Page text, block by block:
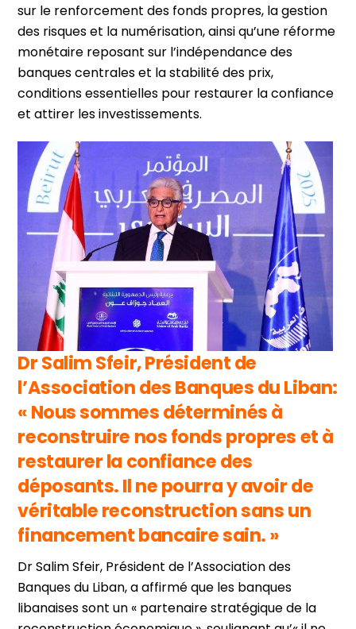
sur le renforcement des fonds propres, la gestion
des risques et la numérisation, ainsi qu’une réforme
monétaire reposant sur l’indépendance des
banques centrales et la stabilité des prix,
conditions essentielles pour restaurer la confiance
et attirer les investissements.
Dr Salim Sfeir, Président de
l’Association des Banques du Liban:
« Nous sommes déterminés à
reconstruire nos fonds propres et à
restaurer la confiance des
déposants. Il ne pourra y avoir de
véritable reconstruction sans un
financement bancaire sain. »
Dr Salim Sfeir, Président de l’Association des
Banques du Liban, a affirmé que les banques
libanaises sont un « partenaire stratégique de la